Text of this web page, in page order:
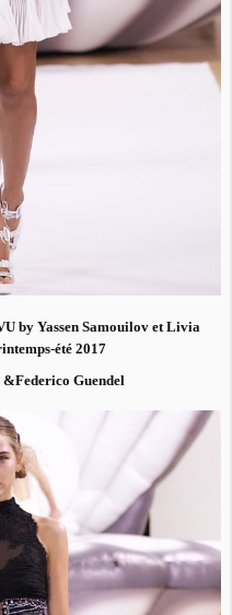
by Yassen Samouilov et Livia
été 2017
Guendel